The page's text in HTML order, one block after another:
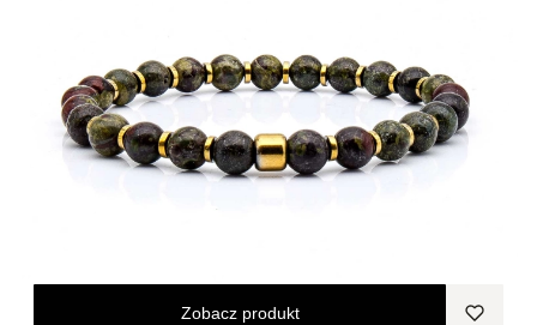
Zobacz produkt